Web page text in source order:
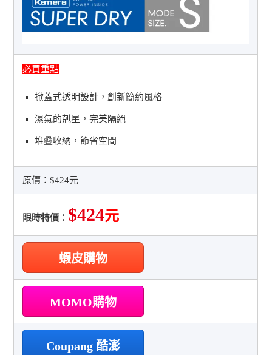
必買重點
掀蓋式透明設計，創新簡約風格
濕氣的剋星，完美隔絕
堆疊收納，節省空間
原價：$424元
限時特價： $424元
蝦皮購物
MOMO購物
Coupang 酷澎